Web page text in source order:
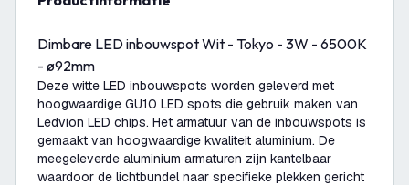
Dimbare LED inbouwspot Wit - Tokyo - 3W - 6500K
- ø92mm
Deze witte LED inbouwspots worden geleverd met
hoogwaardige GU10 LED spots die gebruik maken van
Ledvion LED chips. Het armatuur van de inbouwspots is
gemaakt van hoogwaardige kwaliteit aluminium. De
meegeleverde aluminium armaturen zijn kantelbaar
waardoor de lichtbundel naar specifieke plekken gericht